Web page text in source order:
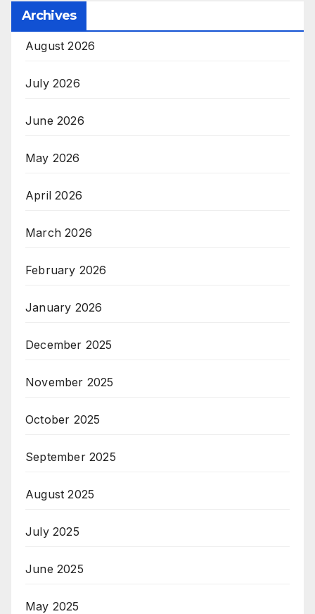
Archives
August 2026
July 2026
June 2026
May 2026
April 2026
March 2026
February 2026
January 2026
December 2025
November 2025
October 2025
September 2025
August 2025
July 2025
June 2025
May 2025